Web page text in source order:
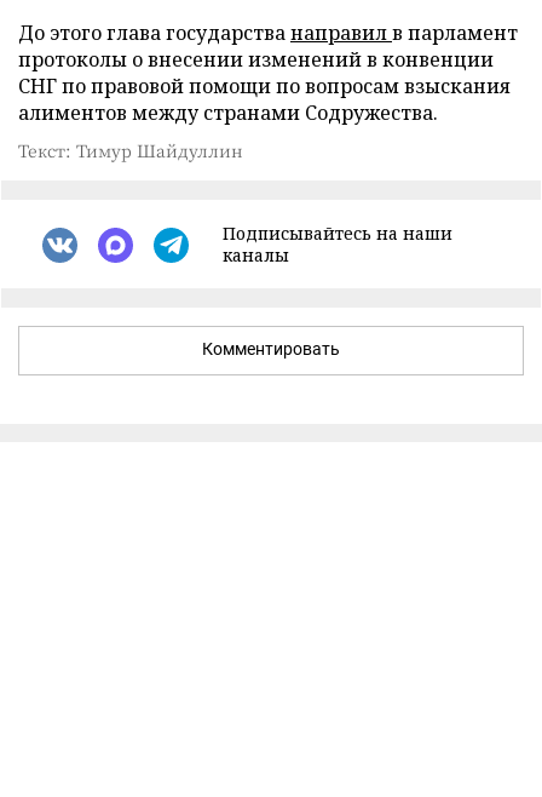
До этого глава государстванаправилв парламент
протоколы о внесении изменений в конвенции
СНГ по правовой помощи по вопросам взыскания
алиментов между странами Содружества.
Текст: Тимур Шайдуллин
Подписывайтесь на наши
каналы
Комментировать